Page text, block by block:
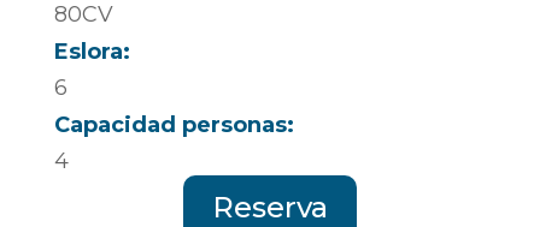
80CV
Eslora:
6
Capacidad personas:
4
Reserva